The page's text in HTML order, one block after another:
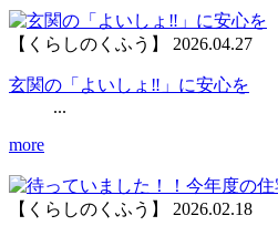
【くらしのくふう】 2026.04.27
玄関の「よいしょ‼」に安心を
...
more
【くらしのくふう】 2026.02.18